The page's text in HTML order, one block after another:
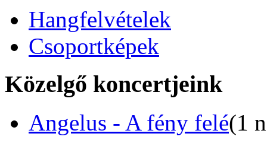
Hangfelvételek
Csoportképek
Közelgő koncertjeink
Angelus - A fény felé(1